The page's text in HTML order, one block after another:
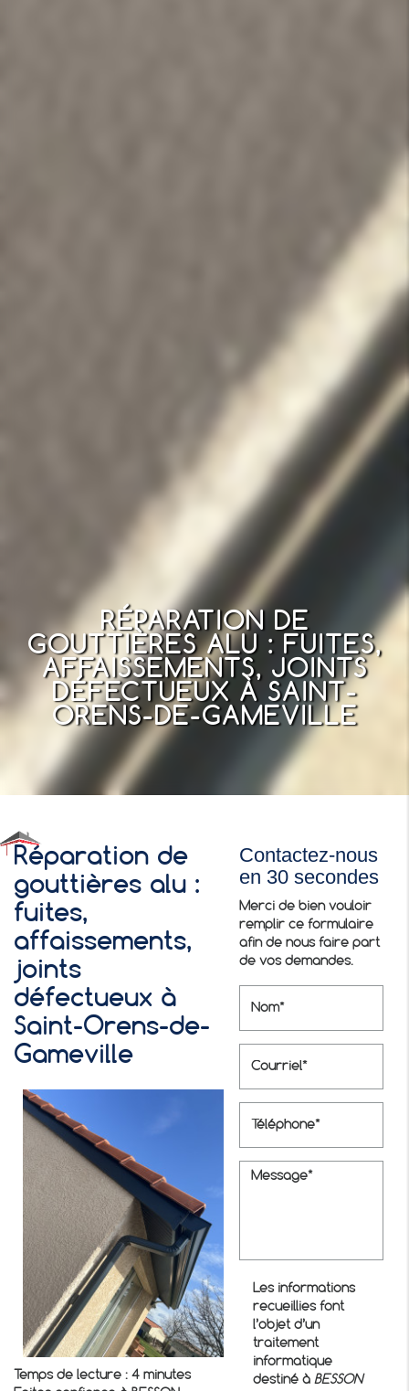
RÉPARATION DE
GOUTTIÈRES ALU : FUITES,
AFFAISSEMENTS, JOINTS
DÉFECTUEUX À SAINT-
ORENS-DE-GAMEVILLE
Réparation de
gouttières alu :
fuites,
affaissements,
joints
défectueux à
Saint-Orens-de-
Gameville
Temps de lecture : 4 minutes
Contactez-nous
en 30 secondes
Merci de bien vouloir
remplir ce formulaire
afin de nous faire part
de vos demandes.
Les informations
recueillies font
l’objet d’un
traitement
informatique
destiné àBESSON